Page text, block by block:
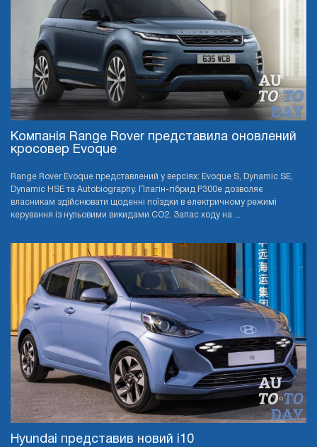
Компанія Range Rover представила оновлений
кросовер Evoque
Range Rover Evoque представлений у версіях: Evoque S, Dynamic SE,
Dynamic HSE та Autobiography. Плагін-гібрид P300e дозволяє
власникам здійснювати щоденні поїздки в електричному режимі
керування із нульовими викидами CO2. Запас ходу на ...
Hyundai представив новий i10